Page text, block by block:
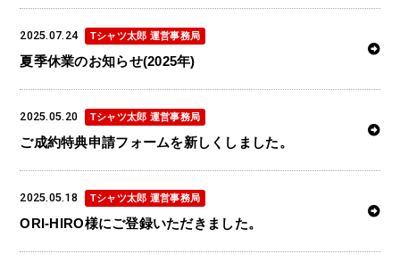
2025.07.24 Tシャツ太郎 運営事務局
夏季休業のお知らせ(2025年)
2025.05.20 Tシャツ太郎 運営事務局
ご成約特典申請フォームを新しくしました。
2025.05.18 Tシャツ太郎 運営事務局
ORI-HIRO様にご登録いただきました。